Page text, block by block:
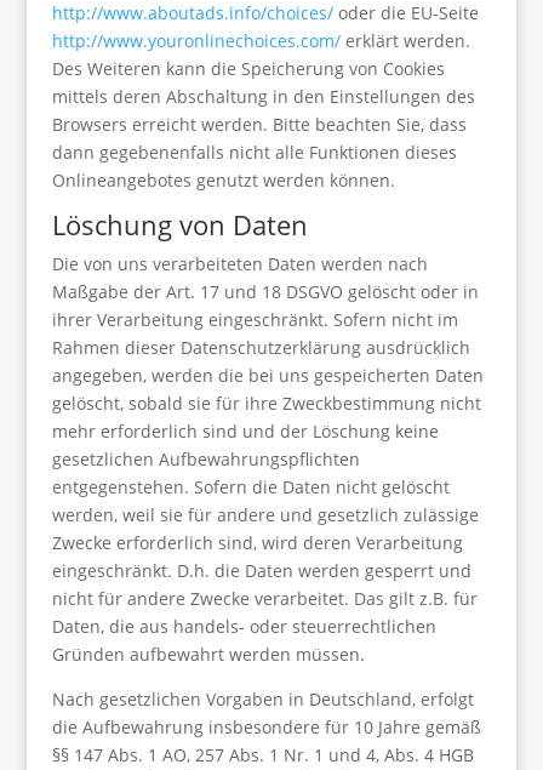
http://www.aboutads.info/choices/oder die EU-Seite
http://www.youronlinechoices.com/erklärt werden.
Des Weiteren kann die Speicherung von Cookies
mittels deren Abschaltung in den Einstellungen des
Browsers erreicht werden. Bitte beachten Sie, dass
dann gegebenenfalls nicht alle Funktionen dieses
Onlineangebotes genutzt werden können.
Löschung von Daten
Die von uns verarbeiteten Daten werden nach
Maßgabe der Art. 17 und 18 DSGVO gelöscht oder in
ihrer Verarbeitung eingeschränkt. Sofern nicht im
Rahmen dieser Datenschutzerklärung ausdrücklich
angegeben, werden die bei uns gespeicherten Daten
gelöscht, sobald sie für ihre Zweckbestimmung nicht
mehr erforderlich sind und der Löschung keine
gesetzlichen Aufbewahrungspflichten
entgegenstehen. Sofern die Daten nicht gelöscht
werden, weil sie für andere und gesetzlich zulässige
Zwecke erforderlich sind, wird deren Verarbeitung
eingeschränkt. D.h. die Daten werden gesperrt und
nicht für andere Zwecke verarbeitet. Das gilt z.B. für
Daten, die aus handels- oder steuerrechtlichen
Gründen aufbewahrt werden müssen.
Nach gesetzlichen Vorgaben in Deutschland, erfolgt
die Aufbewahrung insbesondere für 10 Jahre gemäß
§§ 147 Abs. 1 AO, 257 Abs. 1 Nr. 1 und 4, Abs. 4 HGB